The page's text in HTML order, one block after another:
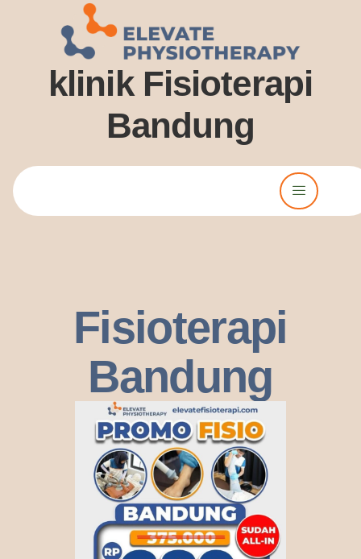
klinik Fisioterapi
Bandung
Fisioterapi
Bandung